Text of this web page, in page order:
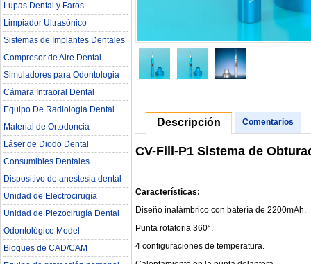
Lupas Dental y Faros
Limpiador Ultrasónico
Sistemas de Implantes Dentales
Compresor de Aire Dental
Simuladores para Odontologia
Cámara Intraoral Dental
Equipo De Radiologia Dental‎
Material de Ortodoncia
Láser de Diodo Dental
Consumibles Dentales
Dispositivo de anestesia dental
Unidad de Electrocirugía
Unidad de Piezocirugía Dental
Odontológico Model
Bloques de CAD/CAM
Descripción Comentarios
CV-Fill-P1 Sistema de
Características:
Diseño inalámbrico con batería de 2200mAh.
Punta rotatoria 360°.
4 configuraciones de temperatura.